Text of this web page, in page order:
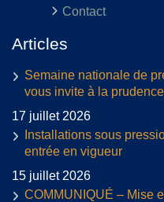
Contact
Articles
Semaine nationale de
vous invite à la prudence
17 juillet 2026
Installations sous
entrée en vigueur
15 juillet 2026
COMMUNIQUÉ – Mise